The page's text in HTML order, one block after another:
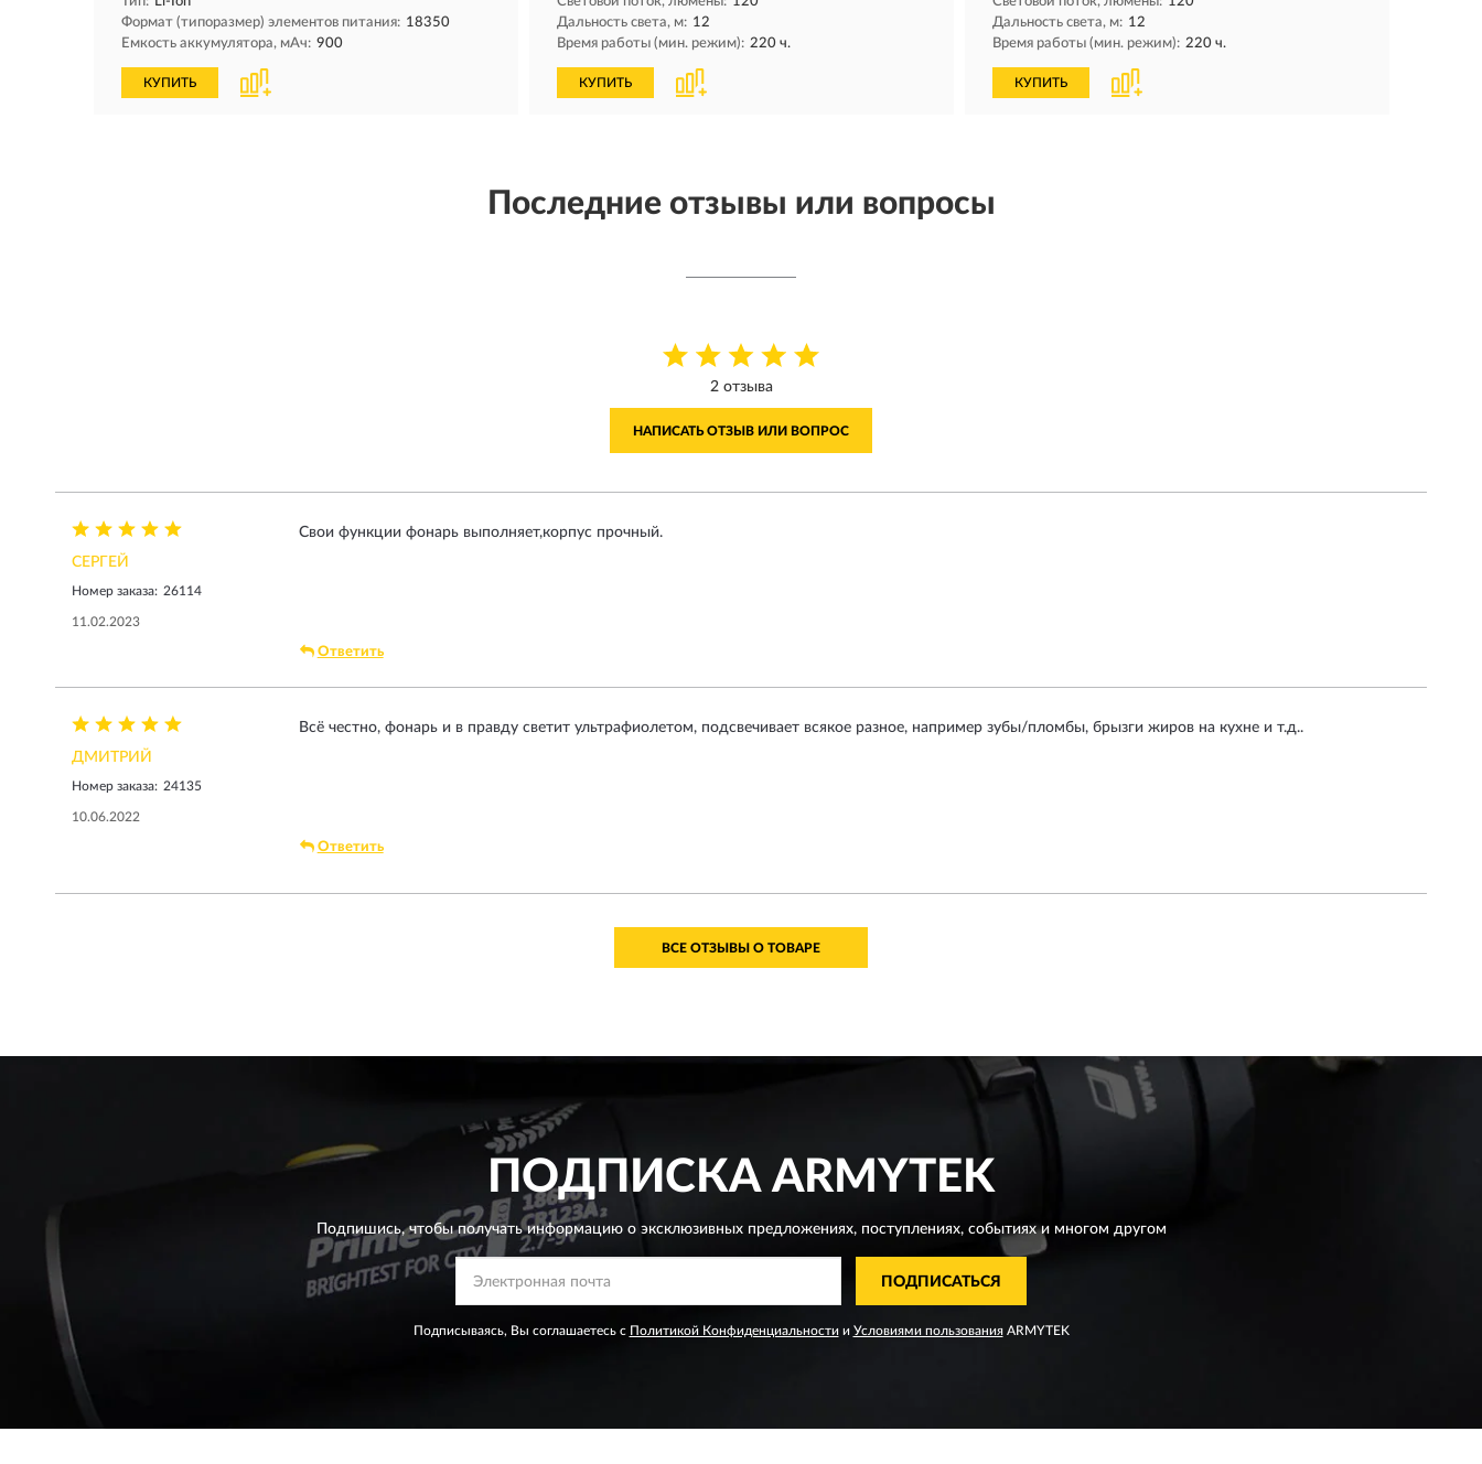
Формат (типоразмер) элементов питания: 18350
Емкость аккумулятора, мAч: 900
КУПИТЬ
Дальность света, м: 12
Время работы (мин. режим): 220 ч.
КУПИТЬ
Дальность света, м: 12
Время работы (мин. режим): 220 ч.
КУПИТЬ
Последние отзывы или вопросы
2 отзыва
НАПИСАТЬ ОТЗЫВ ИЛИ ВОПРОС
СЕРГЕЙ
Номер заказа: 26114
11.02.2023
Свои функции фонарь выполняет,корпус прочный.
Ответить
ДМИТРИЙ
Номер заказа: 24135
10.06.2022
Всё честно, фонарь и в правду светит ультрафиолетом, подсвечивает всякое разное, например зубы/пломбы, брызги жиров на кухне и т.д..
Ответить
ВСЕ ОТЗЫВЫ О ТОВАРЕ
ПОДПИСКАARMYTEK
Подпишись, чтобы получать информацию о эксклюзивных предложениях,поступлениях, событиях и многом другом
ПОДПИСАТЬСЯ
Подписываясь, Вы соглашаетесь с Политикой Конфиденциальности и Условиями пользованияARMYTEK